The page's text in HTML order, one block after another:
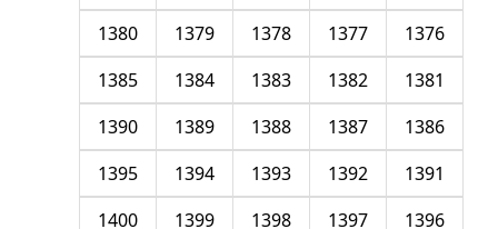
1376
1377
1378
1379
1380
1381
1382
1383
1384
1385
1386
1387
1388
1389
1390
1391
1392
1393
1394
1395
1396
1397
1398
1399
1400